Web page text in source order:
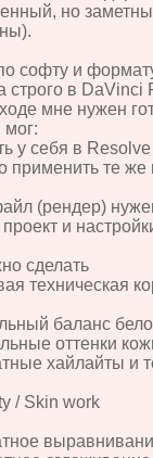
но
софту и
строго в
мне нужен
мог:
у себя в
применить те
(рендер)
и
сделать
техническая
баланс
оттенки
хайлайты и
/ Skin work